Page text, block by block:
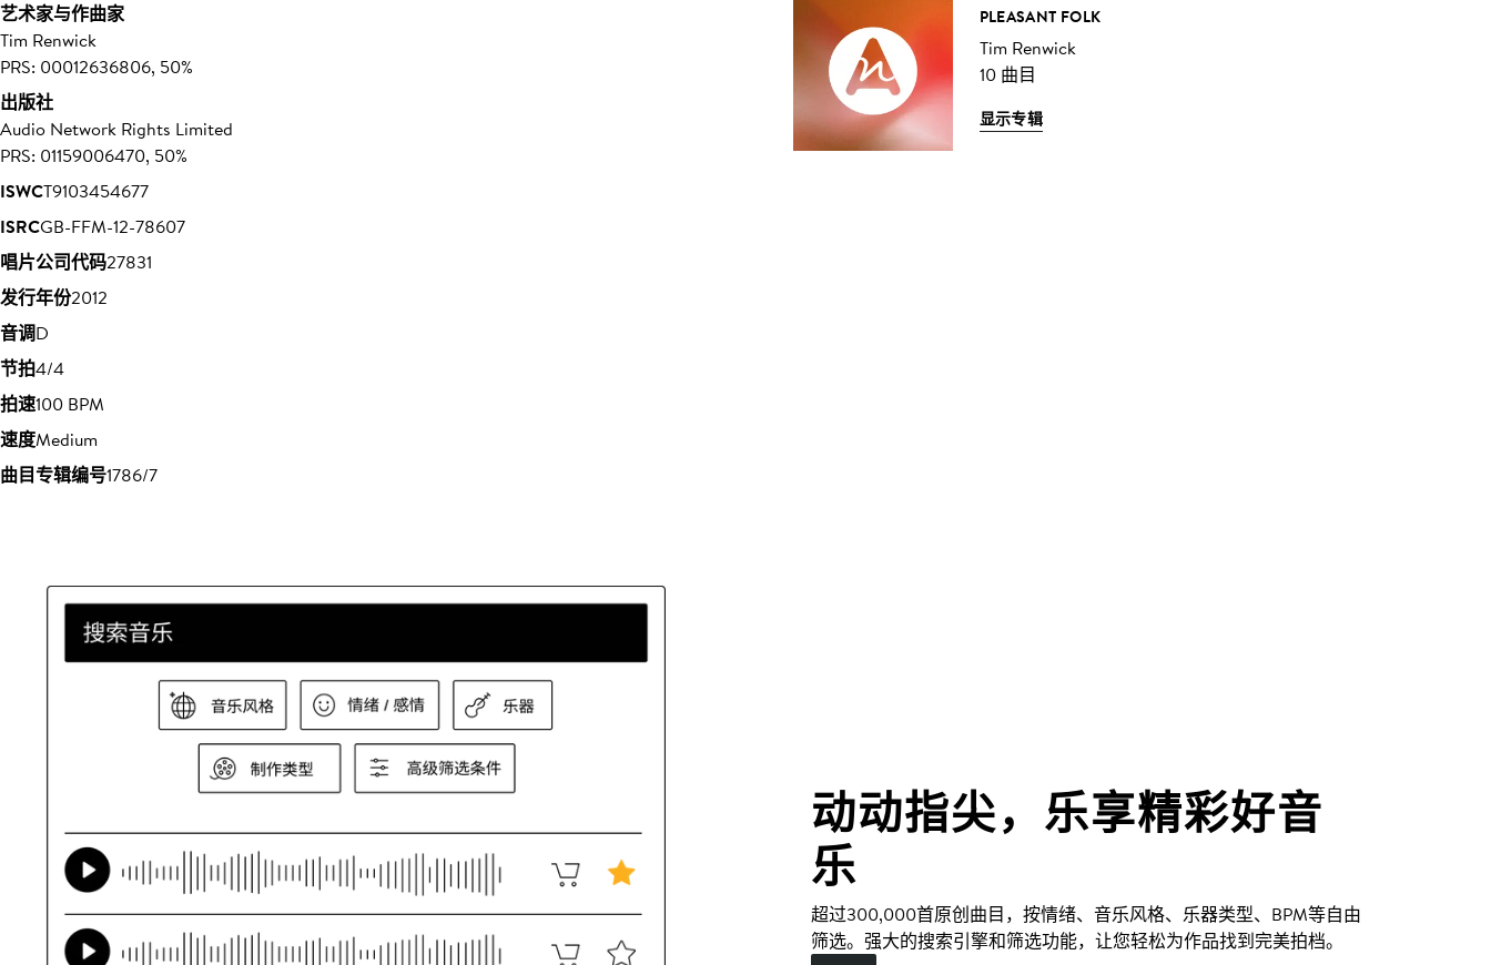
艺术家与作曲家
Tim Renwick
PRS: 00012636806, 50%
出版社
Audio Network Rights Limited
PRS: 01159006470, 50%
ISWCT9103454677
ISRCGB-FFM-12-78607
唱片公司代码27831
发行年份2012
音调D
节拍4/4
拍速100 BPM
速度Medium
曲目专辑编号1786/7
PLEASANT FOLK
Tim Renwick
10 曲目
显示专辑
动动指尖，乐享精彩好音
乐
超过300,000首原创曲目，按情绪、音乐风格、乐器类型、BPM等自由
筛选。强大的搜索引擎和筛选功能，让您轻松为作品找到完美拍档。